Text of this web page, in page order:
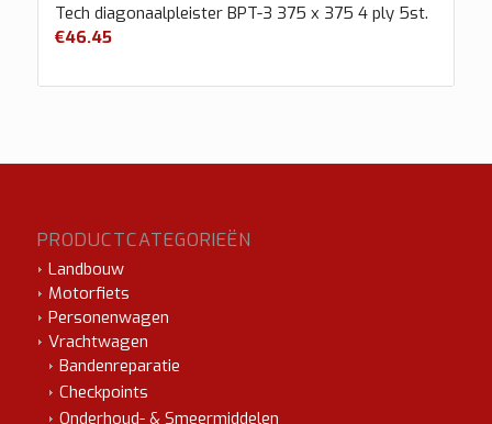
Tech diagonaalpleister BPT-3 375 x 375 4 ply 5st.
€46.45
PRODUCTCATEGORIEËN
Landbouw
Motorfiets
Personenwagen
Vrachtwagen
Bandenreparatie
Checkpoints
Onderhoud- & Smeermiddelen